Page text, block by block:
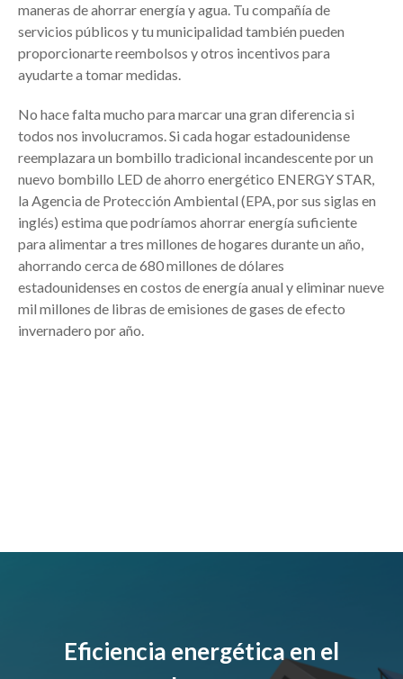
maneras de ahorrar energía y agua. Tu compañía de
servicios públicos y tu municipalidad también pueden
proporcionarte reembolsos y otros incentivos para
ayudarte a tomar medidas.
No hace falta mucho para marcar una gran diferencia si
todos nos involucramos. Si cada hogar estadounidense
reemplazara un bombillo tradicional incandescente por un
nuevo bombillo LED de ahorro energético ENERGY STAR,
la Agencia de Protección Ambiental (EPA, por sus siglas en
inglés) estima que podríamos ahorrar energía suficiente
para alimentar a tres millones de hogares durante un año,
ahorrando cerca de 680 millones de dólares
estadounidenses en costos de energía anual y eliminar nueve
mil millones de libras de emisiones de gases de efecto
invernadero por año.
Eficiencia energética en el